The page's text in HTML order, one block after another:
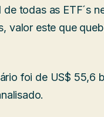
todas as ETF´s
valor este que
foi de US$ 55,6